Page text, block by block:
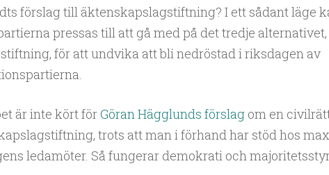
förslag till äktenskapslagstiftning? I ett sådant läge
pressas till att gå med på det tredje alternativet,
för att undvika att bli nedröstad i riksdagen av
är inte kört förGöran Hägglunds förslagom en
trots att man i förhand har stöd hos
ledamöter. Så fungerar demokrati och